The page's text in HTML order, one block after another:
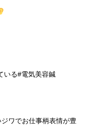
いる#電気美容鍼
ワでお仕事柄表情が豊